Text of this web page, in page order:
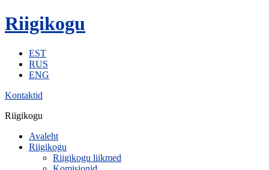
Riigikogu
EST
RUS
ENG
Kontaktid
Riigikogu
Avaleht
Riigikogu
Riigikogu liikmed